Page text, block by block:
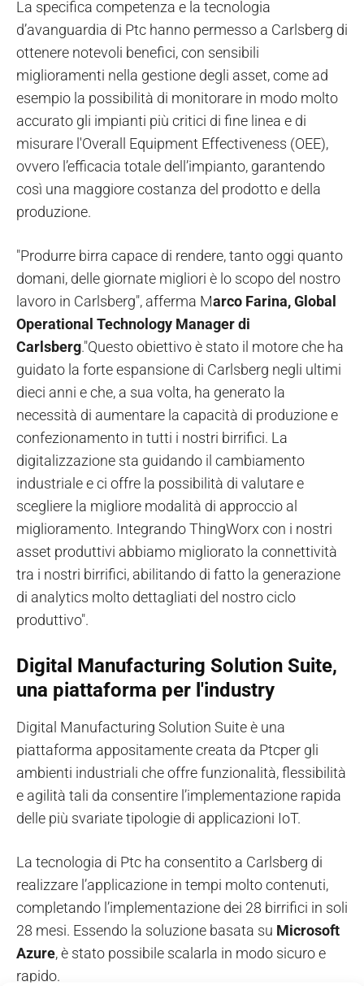
La specifica competenza e la tecnologia
d’avanguardia di Ptc hanno permesso a Carlsberg di
ottenere notevoli benefici, con sensibili
miglioramenti nella gestione degli asset, come ad
esempio la possibilità di monitorare in modo molto
accurato gli impianti più critici di fine linea e di
misurare l'Overall Equipment Effectiveness (OEE),
ovvero l’efficacia totale dell’impianto, garantendo
così una maggiore costanza del prodotto e della
produzione.
"Produrre birra capace di rendere, tanto oggi quanto
domani, delle giornate migliori è lo scopo del nostro
lavoro in Carlsberg", afferma Marco Farina, Global
Operational Technology Manager di
Carlsberg."Questo obiettivo è stato il motore che ha
guidato la forte espansione di Carlsberg negli ultimi
dieci anni e che, a sua volta, ha generato la
necessità di aumentare la capacità di produzione e
confezionamento in tutti i nostri birrifici. La
digitalizzazione sta guidando il cambiamento
industriale e ci offre la possibilità di valutare e
scegliere la migliore modalità di approccio al
miglioramento. Integrando ThingWorx con i nostri
asset produttivi abbiamo migliorato la connettività
tra i nostri birrifici, abilitando di fatto la generazione
di analytics molto dettagliati del nostro ciclo
produttivo".
Digital Manufacturing Solution Suite,
una piattaforma per l'industry
Digital Manufacturing Solution Suite è una
piattaforma appositamente creata da Ptcper gli
ambienti industriali che offre funzionalità, flessibilità
e agilità tali da consentire l’implementazione rapida
delle più svariate tipologie di applicazioni IoT.
La tecnologia di Ptc ha consentito a Carlsberg di
realizzare l’applicazione in tempi molto contenuti,
completando l’implementazione dei 28 birrifici in soli
28 mesi. Essendo la soluzione basata su Microsoft
Azure, è stato possibile scalarla in modo sicuro e
rapido.